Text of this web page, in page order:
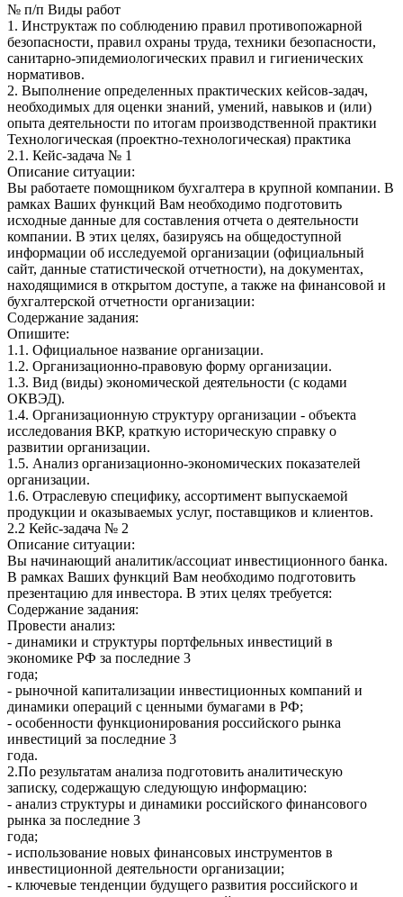
№ п/п Виды работ
1. Инструктаж по соблюдению правил противопожарной
безопасности, правил охраны труда, техники безопасности,
санитарно-эпидемиологических правил и гигиенических
нормативов.
2. Выполнение определенных практических кейсов-задач,
необходимых для оценки знаний, умений, навыков и (или)
опыта деятельности по итогам производственной практики
Технологическая (проектно-технологическая) практика
2.1. Кейс-задача № 1
Описание ситуации:
Вы работаете помощником бухгалтера в крупной компании. В
рамках Ваших функций Вам необходимо подготовить
исходные данные для составления отчета о деятельности
компании. В этих целях, базируясь на общедоступной
информации об исследуемой организации (официальный
сайт, данные статистической отчетности), на документах,
находящимися в открытом доступе, а также на финансовой и
бухгалтерской отчетности организации:
Содержание задания:
Опишите:
1.1. Официальное название организации.
1.2. Организационно-правовую форму организации.
1.3. Вид (виды) экономической деятельности (с кодами
ОКВЭД).
1.4. Организационную структуру организации - объекта
исследования ВКР, краткую историческую справку о
развитии организации.
1.5. Анализ организационно-экономических показателей
организации.
1.6. Отраслевую специфику, ассортимент выпускаемой
продукции и оказываемых услуг, поставщиков и клиентов.
2.2 Кейс-задача № 2
Описание ситуации:
Вы начинающий аналитик/ассоциат инвестиционного банка.
В рамках Ваших функций Вам необходимо подготовить
презентацию для инвестора. В этих целях требуется:
Содержание задания:
Провести анализ:
- динамики и структуры портфельных инвестиций в
экономике РФ за последние 3
года;
- рыночной капитализации инвестиционных компаний и
динамики операций с ценными бумагами в РФ;
- особенности функционирования российского рынка
инвестиций за последние 3
года.
2.По результатам анализа подготовить аналитическую
записку, содержащую следующую информацию:
- анализ структуры и динамики российского финансового
рынка за последние 3
года;
- использование новых финансовых инструментов в
инвестиционной деятельности организации;
- ключевые тенденции будущего развития российского и